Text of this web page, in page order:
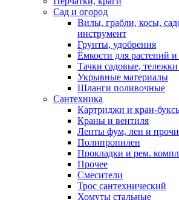
Сад и огород
Вилы, грабли, косы,
инструмент
Грунты, удобрения
Ёмкости для растений и
Тачки садовые,
Укрывные материалы
Шланги поливочные
Сантехника
Картриджи и кран-
Краны и вентиля
Ленты фум, лен и
Полипропилен
Прокладки и рем.
Прочее
Смесители
Трос сантехнический
Хомуты стальные